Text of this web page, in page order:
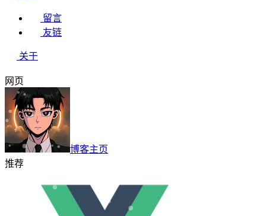
留言
友链
关于
网页
博客主页
推荐